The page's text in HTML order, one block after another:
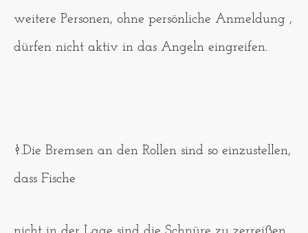
weitere Personen, ohne persönliche Anmeldung ,
dürfen nicht aktiv in das Angeln eingreifen.
§.Die Bremsen an den Rollen sind so einzustellen,
dass Fische